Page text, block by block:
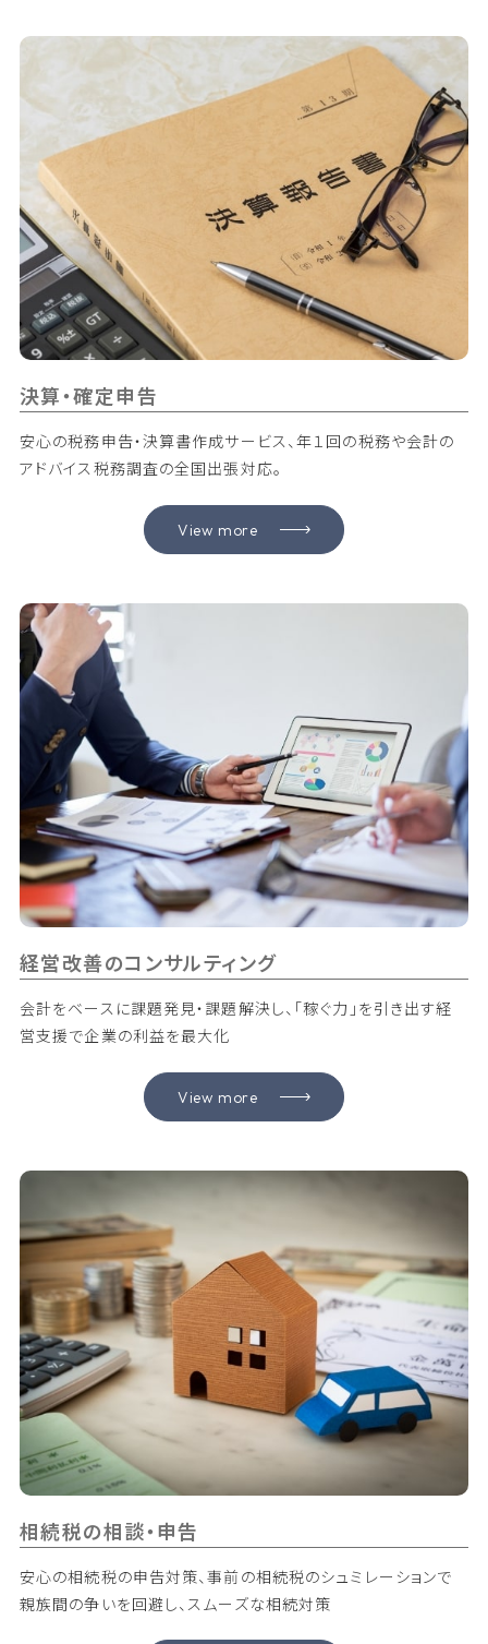
決算・確定申告
安心の税務申告・決算書作成サービス、年１回の税務や会計の
アドバイス税務調査の全国出張対応。
View more
経営改善のコンサルティング
会計をベースに課題発見・課題解決し、「稼ぐ力」を引き出す経
営支援で企業の利益を最大化
View more
相続税の相談・申告
安心の相続税の申告対策、事前の相続税のシュミレーションで
親族間の争いを回避し、スムーズな相続対策